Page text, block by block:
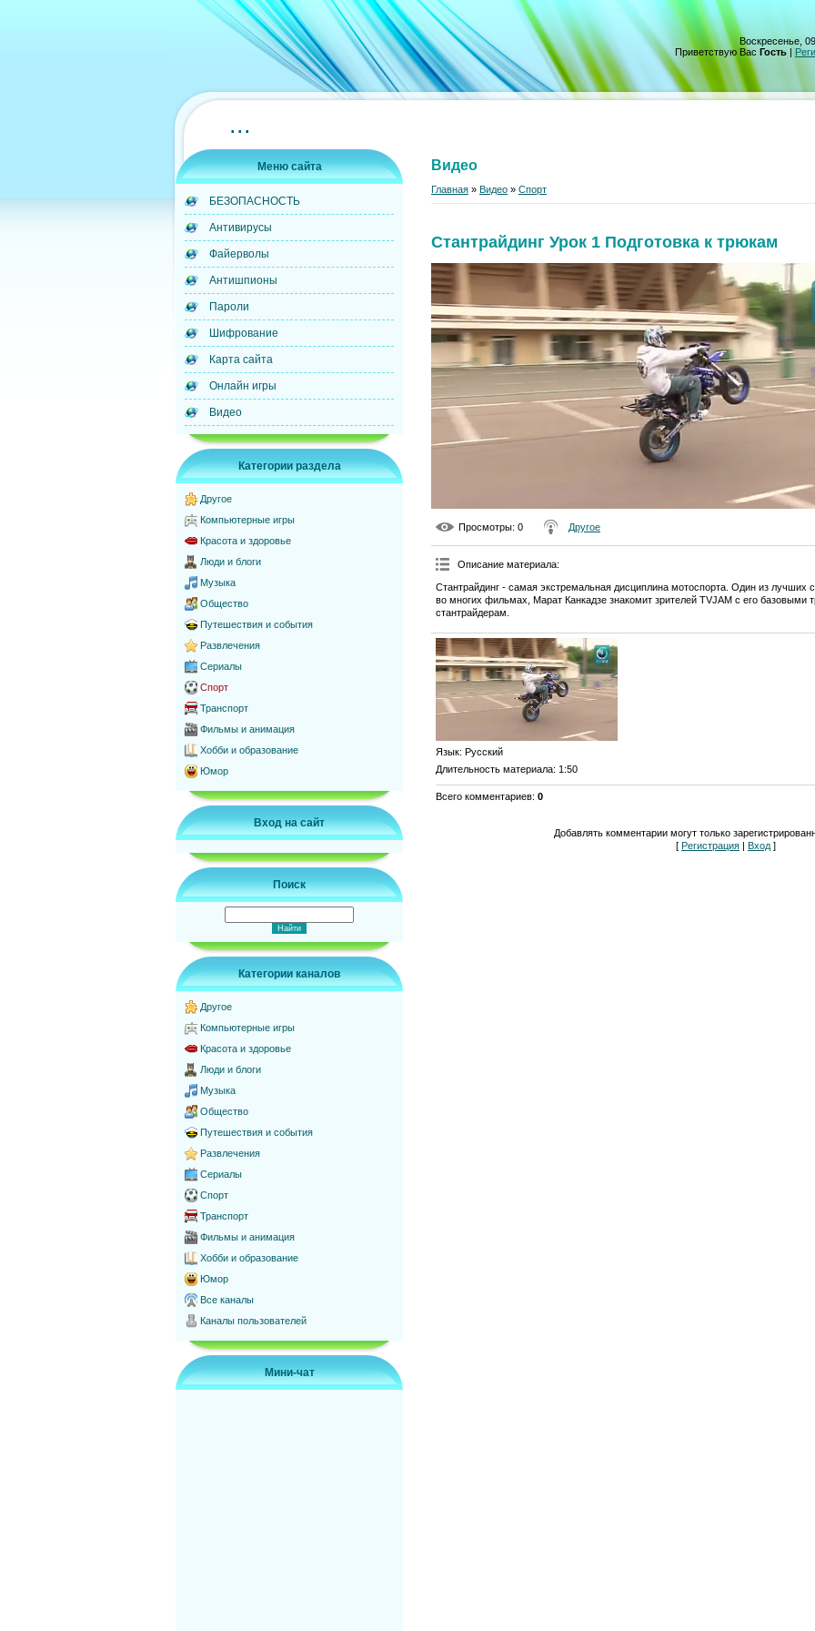
Воскресенье,
Приветствую Вас Гость |
...
Меню сайта
БЕЗОПАСНОСТЬ
Антивирусы
Файерволы
Антишпионы
Пароли
Шифрование
Карта сайта
Онлайн игры
Видео
Категории раздела
Другое
Компьютерные игры
Красота и здоровье
Люди и блоги
Музыка
Общество
Путешествия и события
Развлечения
Сериалы
Спорт
Транспорт
Фильмы и анимация
Хобби и образование
Юмор
Вход на сайт
Поиск
Категории каналов
Другое
Компьютерные игры
Красота и здоровье
Люди и блоги
Музыка
Общество
Путешествия и события
Развлечения
Сериалы
Спорт
Транспорт
Фильмы и анимация
Хобби и образование
Юмор
Все каналы
Каналы пользователей
Мини-чат
Видео
Главная » Видео » Спорт
Стантрайдинг Урок 1 Подготовка к трюкам
Просмотры: 0 Другое
Описание материала:
Стантрайдинг - самая экстремальная дисциплина мотоспорта. Один из лучших
во многих фильмах, Марат Канкадзе знакомит зрителей TVJAM с его
стантрайдерам.
Язык: Русский
Длительность материала: 1:50
Всего комментариев: 0
Добавлять комментарии могут только
[ Регистрация | Вход ]